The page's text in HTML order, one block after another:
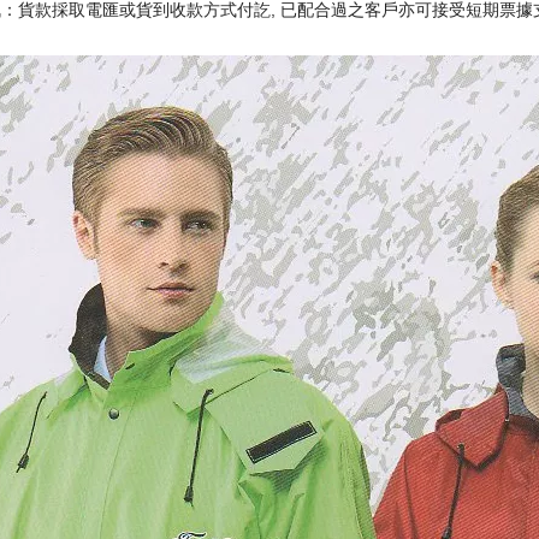
貨款採取電匯或貨到收款方式付訖, 已配合過之客戶亦可接受短期票據